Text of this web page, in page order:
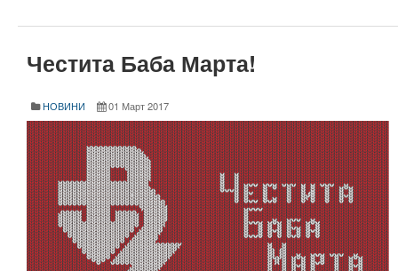
Корабостроителен факултет
Добруджански технологичен колеж
Месец на науката 2023
Начало
Научноизследователски институт
Честита Баба Марта!
НОВИНИ 01 Март 2017